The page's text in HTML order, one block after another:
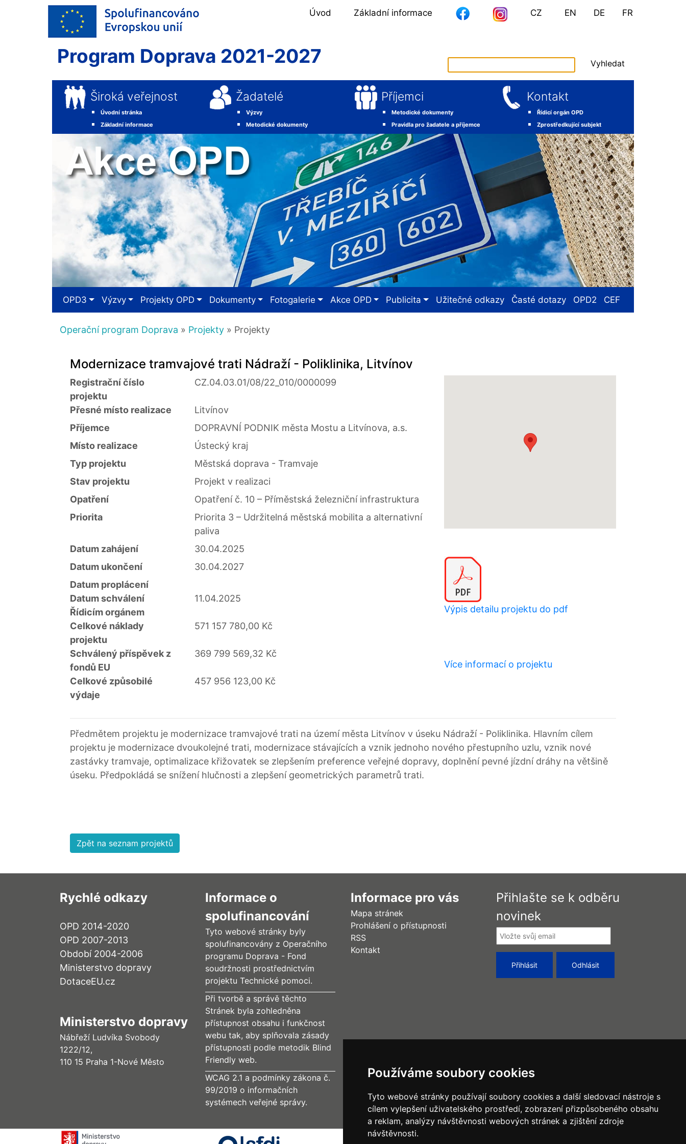
Používáme soubory cookies
Tyto webové stránky používají soubory cookies a další sledovací nástroje s
cílem vylepšení uživatelského prostředí, zobrazení přizpůsobeného obsahu
a reklam, analýzy návštěvnosti webových stránek a zjištění zdroje
návštěvnosti.
Úvod Základní informace CZ EN DE FR
Program Doprava 2021-2027 Vyhledat
Široká veřejnost
Úvodní stránka
Základní informace
Žadatelé
Výzvy
Metodické dokumenty
Příjemci
Metodické dokumenty
Pravidla pro žadatele a příjemce
Kontakt
Řídicí orgán OPD
Zprostředkující subjekt
OPD3 Výzvy Projekty OPD Dokumenty Fotogalerie Akce OPD Publicita Užitečné odkazy Časté dotazy OPD2 CEF
Operační program Doprava » Projekty » Projekty
Modernizace tramvajové trati Nádraží - Poliklinika, Litvínov
Registrační číslo
projektu
CZ.04.03.01/08/22_010/0000099
Přesné místo realizace
Litvínov
Příjemce
DOPRAVNÍ PODNIK města Mostu a Litvínova, a.s.
Místo realizace
Ústecký kraj
Typ projektu
Městská doprava - Tramvaje
Stav projektu
Projekt v realizaci
Opatření
Opatření č. 10 – Příměstská železniční infrastruktura
Priorita
Priorita 3 – Udržitelná městská mobilita a alternativní
paliva
Datum zahájení
30.04.2025
Datum ukončení
30.04.2027
Datum proplácení
Datum schválení
Řídicím orgánem
11.04.2025
Celkové náklady
projektu
571 157 780,00 Kč
Schválený příspěvek z
fondů EU
369 799 569,32 Kč
Celkové způsobilé
výdaje
457 956 123,00 Kč
Výpis detailu projektu do pdf
Více informací o projektu
Předmětem projektu je modernizace tramvajové trati na území města Litvínov v úseku Nádraží - Poliklinika. Hlavním cílem
projektu je modernizace dvoukolejné trati, modernizace stávajících a vznik jednoho nového přestupního uzlu, vznik nové
zastávky tramvaje, optimalizace křižovatek se zlepšením preference veřejné dopravy, doplnění pevné jízdní dráhy na většině
úseku. Předpokládá se snížení hlučnosti a zlepšení geometrických parametrů trati.
Zpět na seznam projektů
Rychlé odkazy
OPD 2014-2020
OPD 2007-2013
Období 2004-2006
Ministerstvo dopravy
DotaceEU.cz
Ministerstvo dopravy
Nábřeží Ludvíka Svobody
1222/12,
110 15 Praha 1-Nové Město
Informace o
spolufinancování
Tyto webové stránky byly
spolufinancovány z Operačního
programu Doprava - Fond
soudržnosti prostřednictvím
projektu Technické pomoci.
Při tvorbě a správě těchto
Stránek byla zohledněna
přístupnost obsahu i funkčnost
webu tak, aby splňovala zásady
přístupnosti podle metodik Blind
Friendly web.
WCAG 2.1 a podmínky zákona č.
99/2019 o informačních
systémech veřejné správy.
Informace pro vás
Mapa stránek
Prohlášení o přístupnosti
RSS
Kontakt
Přihlašte se k odběru
novinek